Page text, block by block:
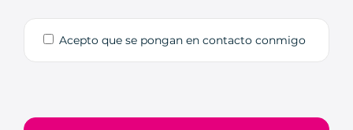
Acepto que se pongan en contacto conmigo